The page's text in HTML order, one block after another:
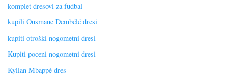
komplet dresovi za fudbal
kupili Ousmane Dembélé dresi
kupiti otroški nogometni dresi
Kupiti poceni nogometni dresi
Kylian Mbappé dres